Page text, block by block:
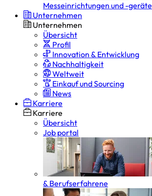
Messeinrichtungen und -geräte
Unternehmen
Unternehmen
Übersicht
Profil
Innovation & Entwicklung
Nachhaltigkeit
Weltweit
Einkauf und Sourcing
News
Karriere
Karriere
Übersicht
Job portal
& Berufserfahrene